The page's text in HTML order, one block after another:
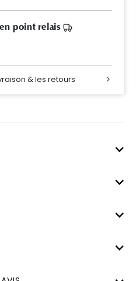
point relais
& les retours